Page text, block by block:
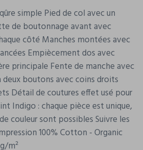
simple Pied de col avec un
de boutonnage avant avec
côté Manches montées avec
Empiècement dos avec
principale Fente de manche avec
boutons avec coins droits
Détail de coutures effet usé pour
Indigo : chaque pièce est unique,
couleur sont possibles Suivre les
100% Cotton - Organic
m²